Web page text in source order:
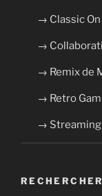
→ Classic
→
→ Remix de
→ Retro
→ Streaming